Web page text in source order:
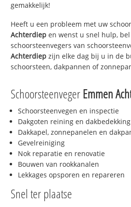
gemakkelijk!
Heeft u een probleem met uw
Achterdiep en wenst u snel hulp, bel
schoorsteenvegers van
Achterdiep zijn elke dag bij u in de
schoorsteen, dakpannen of
Schoorsteenveger Emmen
Schoorsteenvegen en inspectie
Dakgoten reining en dakbedekking
Dakkapel, zonnepanelen en
Gevelreiniging
Nok reparatie en renovatie
Bouwen van rookkanalen
Lekkages opsporen en repareren
Snel ter plaatse